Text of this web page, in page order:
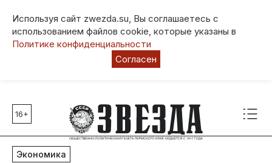
Используя сайт zwezda.su, Вы соглашаетесь с
использованием файлов cookie, которые указаны в
Политике конфиденциальности
Согласен
Главные темы
80 лет Победы
Молодежная столица РФ
16+
Экономика